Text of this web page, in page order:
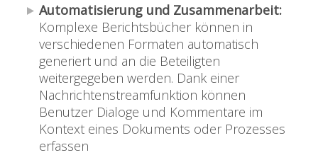
Automatisierung und Zusammenarbeit:
Komplexe Berichtsbücher können in
verschiedenen Formaten automatisch
generiert und an die Beteiligten
weitergegeben werden. Dank einer
Nachrichtenstreamfunktion können
Benutzer Dialoge und Kommentare im
Kontext eines Dokuments oder Prozesses
erfassen